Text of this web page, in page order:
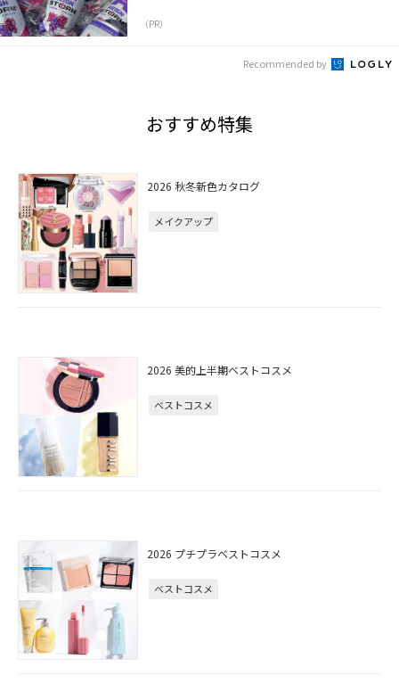
（PR）
Recommended by
おすすめ特集
2026 秋冬新色カタログ
メイクアップ
2026 美的上半期ベストコスメ
ベストコスメ
2026 プチプラベストコスメ
ベストコスメ